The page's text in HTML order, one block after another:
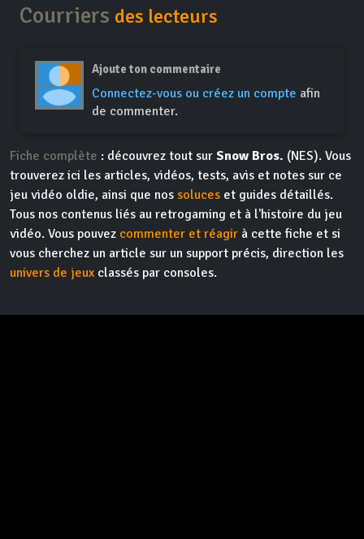
Courriers des lecteurs
Ajoute ton commentaire
Connectez-vous ou créez un compte afin
de commenter.
Fiche complète : découvrez tout sur Snow Bros. (NES). Vous
trouverez ici les articles, vidéos, tests, avis et notes sur ce
jeu vidéo oldie, ainsi que nos soluces et guides détaillés.
Tous nos contenus liés au retrogaming et à l'histoire du jeu
vidéo. Vous pouvez commenter et réagir à cette fiche et si
vous cherchez un article sur un support précis, direction les
univers de jeux classés par consoles.